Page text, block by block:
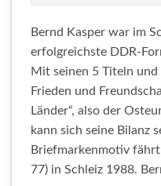
Bernd Kasper war im
erfolgreichste DDR-
Mit seinen 5 Titeln und
Frieden und
Länder“, also der
kann sich seine Bilanz
Briefmarkenmotiv
77) in Schleiz 1988.